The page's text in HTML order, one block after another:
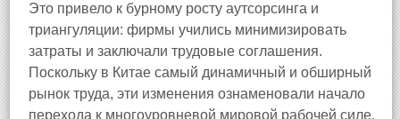
Это привело к бурному росту аутсорсинга и
триангуляции: фирмы учились минимизировать
затраты и заключали трудовые соглашения.
Поскольку в Китае самый динамичный и обширный
рынок труда, эти изменения ознаменовали начало
перехода к многоуровневой мировой рабочей силе,